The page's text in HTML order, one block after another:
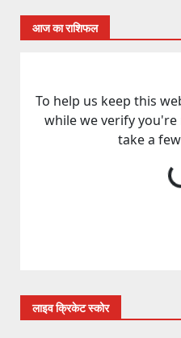
आज का राशिफल
लाइव क्रिकेट स्कोर